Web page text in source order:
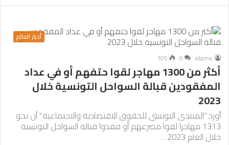
أخبار العالم
islamic
0
105
أكثر من 1300 مهاجر لقوا حتفهم أو في عداد
المفقودين قبالة السواحل التونسية خلال
2023
أورد “المنتدى التونسي للحقوق الاقتصادية والاجتماعية” أن نحو
1313 مهاجرا لقوا مصرعهم أو فقدوا قبالة السواحل التونسية
خلال العام 2023…